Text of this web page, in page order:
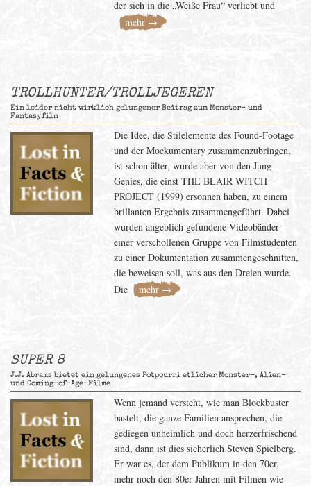
der sich in die „Weiße Frau“ verliebt und
mehr →
TROLLHUNTER/TROLLJEGEREN
Ein leider nicht wirklich gelungener Beitrag zum Monster- und
Fantasyfilm
Die Idee, die Stilelemente des Found-Footage
und der Mockumentary zusammenzubringen,
ist schon älter, wurde aber von den Jung-
Genies, die einst THE BLAIR WITCH
PROJECT (1999) ersonnen haben, zu einem
brillanten Ergebnis zusammengeführt. Dabei
wurden angeblich gefundene Videobänder
einer verschollenen Gruppe von Filmstudenten
zu einer Dokumentation zusammengeschnitten,
die beweisen soll, was aus den Dreien wurde.
Die
mehr →
SUPER 8
J.J. Abrams bietet ein gelungenes Potpourri etlicher Monster-, Alien-
und Coming-of-Age-Filme
Wenn jemand versteht, wie man Blockbuster
bastelt, die ganze Familien ansprechen, die
gediegen unheimlich und doch herzerfrischend
sind, dann ist dies sicherlich Steven Spielberg.
Er war es, der dem Publikum in den 70er,
mehr noch den 80er Jahren mit Filmen wie